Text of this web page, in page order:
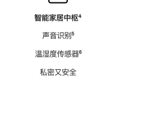
智能家居中枢脚
⁴
声音识别脚
⁵
温湿度传感器脚
⁶
私密又安全